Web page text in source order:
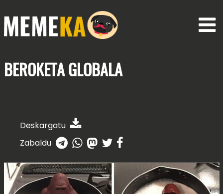
BEROKETAGLOBALA
Deskargatu
Zabaldu